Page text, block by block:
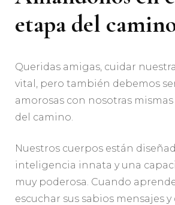
etapa del
Queridas amigas, cuidar
vital, pero también debemos
amorosas con nosotras
del camino.
Nuestros cuerpos están
inteligencia innata y una
muy poderosa. Cuando
escuchar sus sabios mensajes